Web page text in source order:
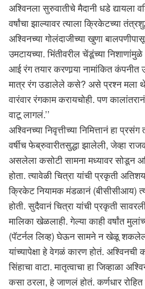
अश्विनला सुरुवातीचे मैदानी धडे
वर्षांचा झाल्यावर त्याला क्रिकेटच्या
अश्विनच्या गोलंदाजीच्या खुणा
उमटायच्या. भिंतीवरील चेंडूंच्या
आई रंग तयार करणार्‍या नामांकित कंपनीत
मात्र रंग उडालेले कसे? असे प्रश्न मला
वारंवार रंगकाम करायचोही. पण
वाटू लागलं.’’
अश्विनच्या निवृत्तीच्या निमित्तानं हा
वर्षीच फेब्रुवारीतसुद्धा झालेली, जेव्हा
असलेला कसोटी सामना मध्यावर सोडून
होता. त्यावेळी चित्रा यांची प्रकृती
क्रिकेट नियामक मंडळानं (बीसीसीआय)
होती. सुदैवानं चित्रा यांची प्रकृती
मालिका खेळलाही. गेल्या काही वर्षांत
(पॅटर्नल लिव्ह) घेऊन सामने न खेळू
यांच्यापेक्षा हे वेगळं कारण होतं. अश्विनची
सिंहाचा वाटा. मातृत्वाचा हा जिव्हाळा
कसा ठरला, हे जाणलं होतं. कर्णधार